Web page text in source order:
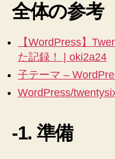
全体の参考
【WordPress】
た記録！ | oki2a24
子テーマ –
WordPress/
-1. 準備